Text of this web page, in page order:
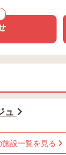
ュ
設一覧を見る